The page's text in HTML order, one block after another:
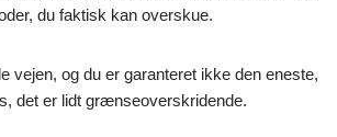
du faktisk kan overskue.
vejen, og du er garanteret ikke den eneste,
det er lidt grænseoverskridende.